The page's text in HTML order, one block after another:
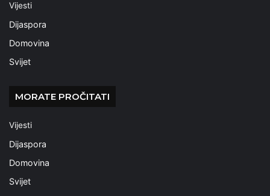
Vijesti
Dijaspora
Domovina
Svijet
MORATE PROČITATI
Vijesti
Dijaspora
Domovina
Svijet